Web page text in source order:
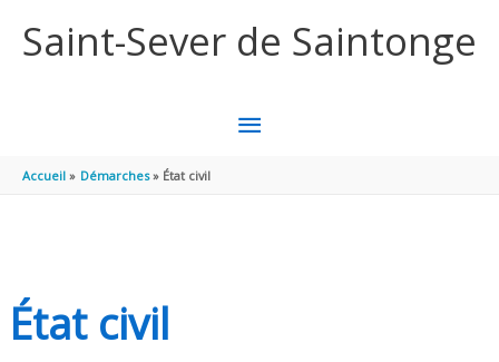
Saint-Sever de Saintonge
MENU
Accueil Démarches État civil
État civil